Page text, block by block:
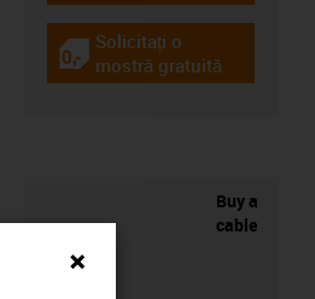
igus-icon-gratismuster
Solicitați o
mostră gratuită
Buy a
cable